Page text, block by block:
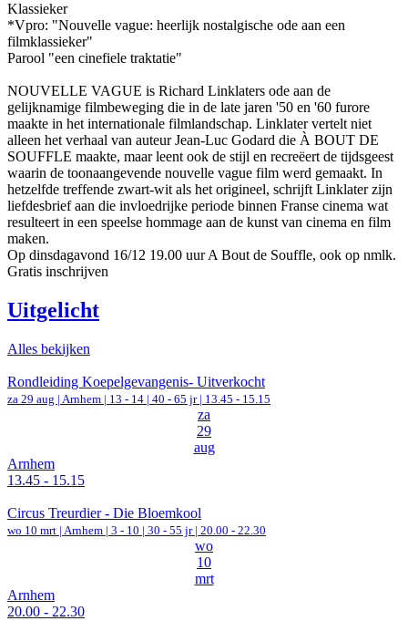
Klassieker
*Vpro: "Nouvelle vague: heerlijk nostalgische ode aan een
filmklassieker"
Parool "een cinefiele traktatie"
NOUVELLE VAGUE is Richard Linklaters ode aan de
gelijknamige filmbeweging die in de late jaren '50 en '60 furore
maakte in het internationale filmlandschap. Linklater vertelt niet
alleen het verhaal van auteur Jean-Luc Godard die À BOUT DE
SOUFFLE maakte, maar leent ook de stijl en recreëert de tijdsgeest
waarin de toonaangevende nouvelle vague film werd gemaakt. In
hetzelfde treffende zwart-wit als het origineel, schrijft Linklater zijn
liefdesbrief aan die invloedrijke periode binnen Franse cinema wat
resulteert in een speelse hommage aan de kunst van cinema en film
maken.
Op dinsdagavond 16/12 19.00 uur A Bout de Souffle, ook op nmlk.
Gratis inschrijven
Uitgelicht
Alles bekijken
Rondleiding Koepelgevangenis- Uitverkocht
za 29 aug | Arnhem | 13 - 14 | 40 - 65 jr | 13.45 - 15.15
za
29
aug
Arnhem
13.45 - 15.15
Circus Treurdier - Die Bloemkool
wo 10 mrt | Arnhem | 3 - 10 | 30 - 55 jr | 20.00 - 22.30
wo
10
mrt
Arnhem
20.00 - 22.30